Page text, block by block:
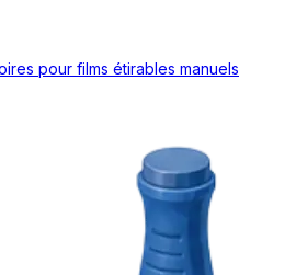
pour films étirables manuels